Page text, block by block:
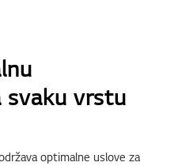
vrstu
optimalne uslove za